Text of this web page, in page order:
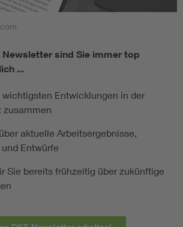
sind Sie immer top
...
Entwicklungen in der
zusammen
aktuelle Arbeitsergebnisse,
Entwürfe
Sie bereits frühzeitig über zukünftige